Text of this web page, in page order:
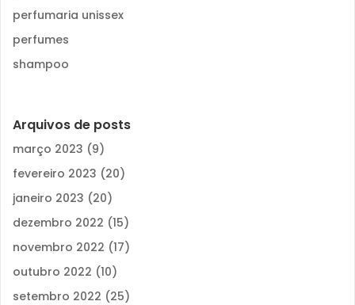
perfumaria unissex
perfumes
shampoo
Arquivos de posts
março 2023 (9)
fevereiro 2023 (20)
janeiro 2023 (20)
dezembro 2022 (15)
novembro 2022 (17)
outubro 2022 (10)
setembro 2022 (25)